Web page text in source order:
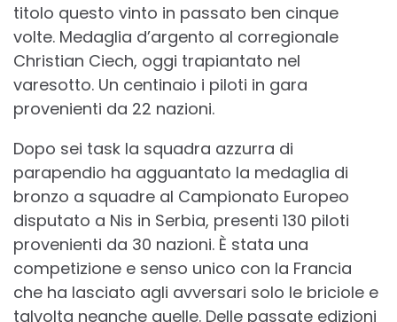
titolo questo vinto in passato ben cinque
volte. Medaglia d’argento al corregionale
Christian Ciech, oggi trapiantato nel
varesotto. Un centinaio i piloti in gara
provenienti da 22 nazioni.
Dopo sei task la squadra azzurra di
parapendio ha agguantato la medaglia di
bronzo a squadre al Campionato Europeo
disputato a Nis in Serbia, presenti 130 piloti
provenienti da 30 nazioni. È stata una
competizione e senso unico con la Francia
che ha lasciato agli avversari solo le briciole e
talvolta neanche quelle. Delle passate edizioni